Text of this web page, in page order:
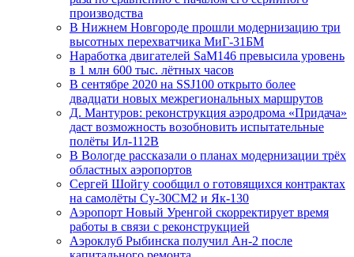
производства
В Нижнем Новгороде прошли модернизацию три
высотных перехватчика МиГ-31БМ
Наработка двигателей SaM146 превысила уровень
в 1 млн 600 тыс. лётных часов
В сентябре 2020 на SSJ100 открыто более
двадцати новых межрегиональных маршрутов
Д. Мантуров: реконструкция аэродрома «Придача»
даст возможность возобновить испытательные
полёты Ил-112В
В Вологде рассказали о планах модернизации трёх
областных аэропортов
Сергей Шойгу сообщил о готовящихся контрактах
на самолёты Су-30СМ2 и Як-130
Аэропорт Новый Уренгой скорректирует время
работы в связи с реконструкцией
Аэроклуб Рыбинска получил Ан-2 после